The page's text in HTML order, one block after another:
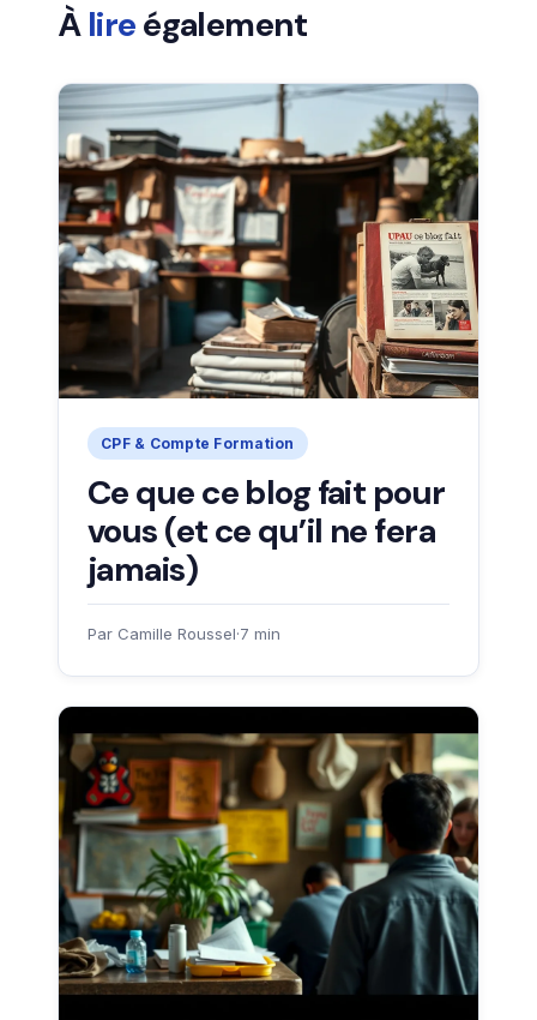
Àlireégalement
CPF & Compte Formation
Ce que ce blog fait pour
vous (et ce qu’il ne fera
jamais)
Par Camille Roussel·7 min